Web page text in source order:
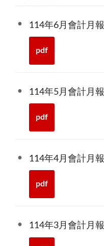
114年6月會計月報
pdf
114年5月會計月報
pdf
114年4月會計月報
pdf
114年3月會計月報